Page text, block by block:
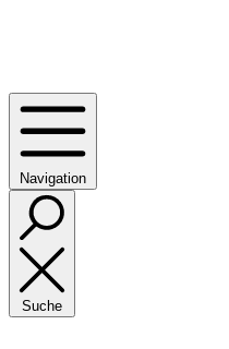
Navigation
Suche